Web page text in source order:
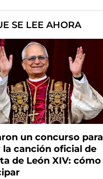
SE LEE AHORA
un concurso para
la canción oficial de
de León XIV: cómo